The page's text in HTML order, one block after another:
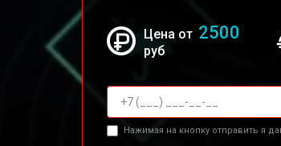
Цена от 2500
руб
Нажимая на кнопку отправить я